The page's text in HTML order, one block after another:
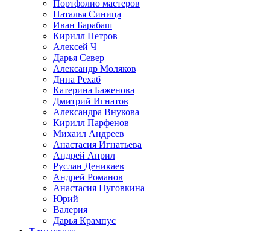
Портфолио мастеров
Наталья Синица
Иван Барабаш
Кирилл Петров
Алексей Ч
Дарья Север
Александр Моляков
Дина Рехаб
Катерина Баженова
Дмитрий Игнатов
Александра Внукова
Кирилл Парфенов
Михаил Андреев
Анастасия Игнатьева
Андрей Април
Руслан Деникаев
Андрей Романов
Анастасия Пуговкина
Юрий
Валерия
Дарья Крампус